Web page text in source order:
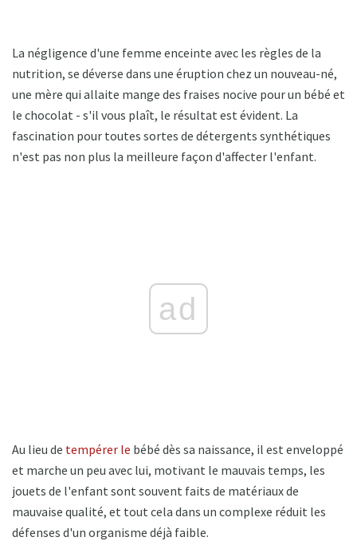
La négligence d'une femme enceinte avec les règles de la
nutrition, se déverse dans une éruption chez un nouveau-né,
une mère qui allaite mange des fraises nocive pour un bébé et
le chocolat - s'il vous plaît, le résultat est évident. La
fascination pour toutes sortes de détergents synthétiques
n'est pas non plus la meilleure façon d'affecter l'enfant.
ad
Au lieu de tempérer le bébé dès sa naissance, il est enveloppé
et marche un peu avec lui, motivant le mauvais temps, les
jouets de l'enfant sont souvent faits de matériaux de
mauvaise qualité, et tout cela dans un complexe réduit les
défenses d'un organisme déjà faible.